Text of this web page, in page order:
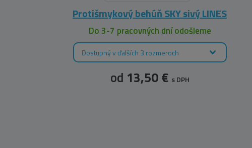
Protišmykový behúň SKY sivý LINES
Do 3-7 pracovných dní odošleme
Dostupný v ďalších 3 rozmeroch
od 13,50 € s DPH